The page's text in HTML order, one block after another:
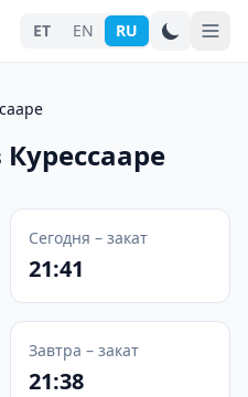
ET EN RU
Сегодня – закат
21:41
Завтра – закат
21:38